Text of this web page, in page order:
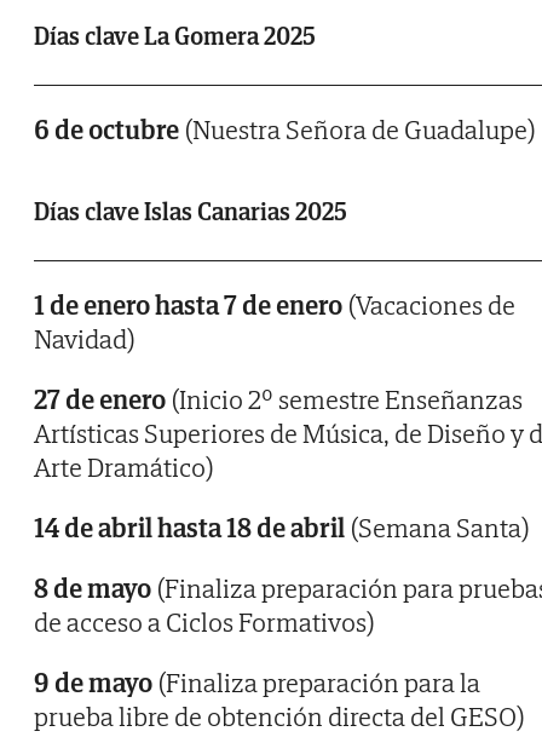
Días clave La Gomera 2025
6 de octubre (Nuestra Señora de Guadalupe)
Días clave Islas Canarias 2025
1 de enero hasta 7 de enero (Vacaciones de
Navidad)
27 de enero (Inicio 2º semestre Enseñanzas
Artísticas Superiores de Música, de Diseño y
Arte Dramático)
14 de abril hasta 18 de abril (Semana Santa)
8 de mayo (Finaliza preparación para
de acceso a Ciclos Formativos)
9 de mayo (Finaliza preparación para la
prueba libre de obtención directa del GESO)